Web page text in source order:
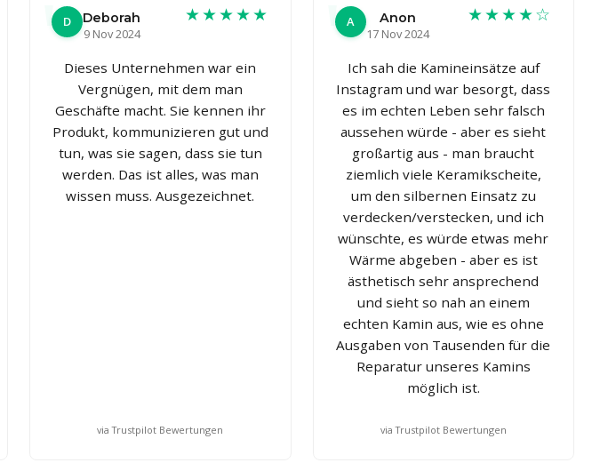
D
Deborah
9 Nov 2024
★★★★★
Dieses Unternehmen war ein
Vergnügen, mit dem man
Geschäfte macht. Sie kennen ihr
Produkt, kommunizieren gut und
tun, was sie sagen, dass sie tun
werden. Das ist alles, was man
wissen muss. Ausgezeichnet.
via Trustpilot Bewertungen
A
Anon
17 Nov 2024
★★★★☆
Ich sah die Kamineinsätze auf
Instagram und war besorgt, dass
es im echten Leben sehr falsch
aussehen würde - aber es sieht
großartig aus - man braucht
ziemlich viele Keramikscheite,
um den silbernen Einsatz zu
verdecken/verstecken, und ich
wünschte, es würde etwas mehr
Wärme abgeben - aber es ist
ästhetisch sehr ansprechend
und sieht so nah an einem
echten Kamin aus, wie es ohne
Ausgaben von Tausenden für die
Reparatur unseres Kamins
möglich ist.
via Trustpilot Bewertungen